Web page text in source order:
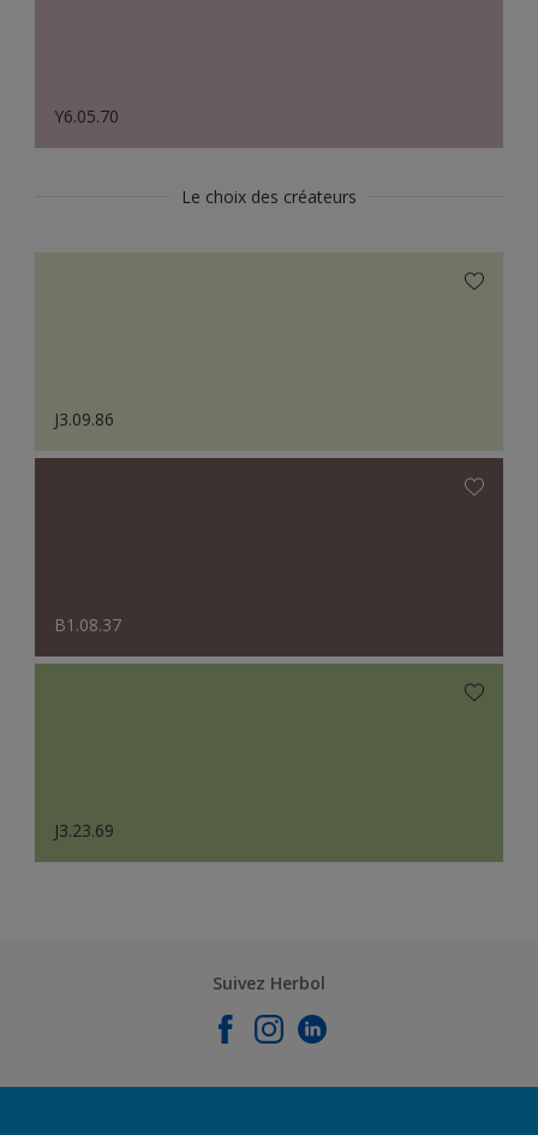
Y6.05.70
Le choix des créateurs
J3.09.86
B1.08.37
J3.23.69
Suivez Herbol